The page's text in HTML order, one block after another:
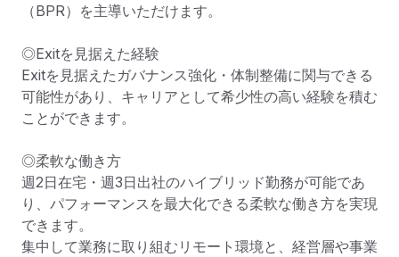
（BPR）を主導いただけます。
◎Exitを見据えた経験
Exitを見据えたガバナンス強化・体制整備に関与できる
可能性があり、キャリアとして希少性の高い経験を積む
ことができます。
◎柔軟な働き方
週2日在宅・週3日出社のハイブリッド勤務が可能であ
り、パフォーマンスを最大化できる柔軟な働き方を実現
できます。
集中して業務に取り組むリモート環境と、経営層や事業